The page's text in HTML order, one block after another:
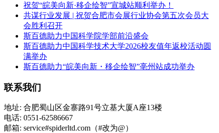
祝贺“皖美向新·移企绘智”宣城站顺利举办！
共谋行业发展 | 祝贺合肥市会展行业协会第五次会员大
会胜利召开
斯百德助力中国科学院学部前沿盛会
斯百德助力中国科学技术大学2026校友值年返校活动圆
满举办
斯百德助力“皖美向新・移企绘智”亳州站成功举办
联系我们
地址: 合肥蜀山区金寨路91号立基大厦A座13楼
电话: 0551-62586667
邮箱: service#spiderltd.com（#改为@）